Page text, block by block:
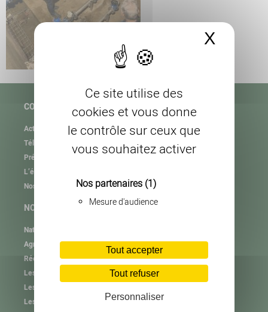
Ce site utilise des
cookies et vous donne
le contrôle sur ceux que
vous souhaitez activer
Nos partenaires (1)
Mesure d'audience
Tout accepter
Tout refuser
Personnaliser
X
COPAGE
Actualités
Téléchargement
Présentation de l’association
L’équipe
Nos partenaires
NOS MISSIONS
Natura 2000
Agrifaune
RéeL CPIE de Lozère
Les plastiques agricoles
Les autres collectes
Les consignes de tri